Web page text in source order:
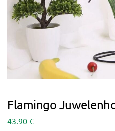
Flamingo
43.90 €